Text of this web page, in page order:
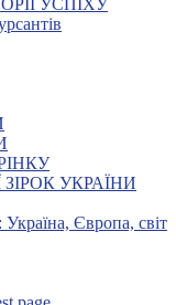
УСПІХУ
УКРАЇНИ
Європа, світ